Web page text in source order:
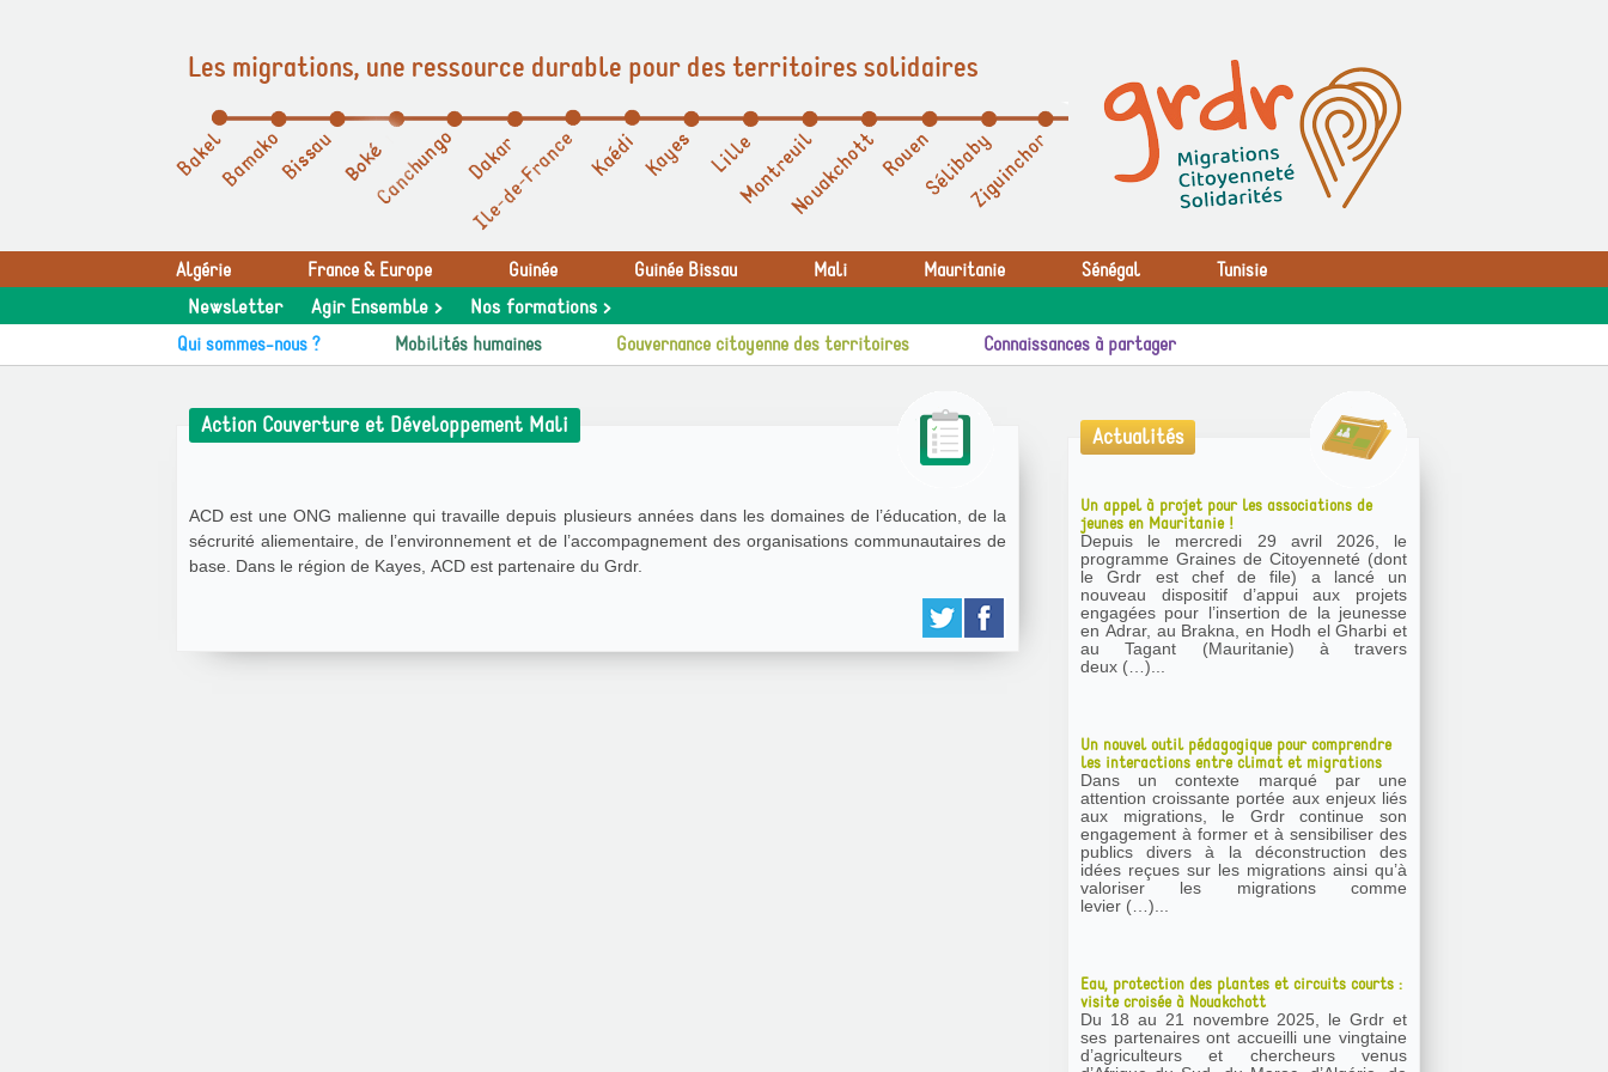
Les migrations, une ressource durable pour des territoires solidaires
Algérie France & Europe Guinée Guinée Bissau Mali Mauritanie Sénégal Tunisie
Newsletter Agir Ensemble > Nos formations >
Qui sommes-nous ? Mobilités humaines Gouvernance citoyenne des territoires Connaissances à partager
Action Couverture et Développement Mali
ACD est une ONG malienne qui travaille depuis plusieurs années dans les domaines de l’éducation, de la
sécrurité aliementaire, de l’environnement et de l’accompagnement des organisations communautaires de
base. Dans le région de Kayes, ACD est partenaire du Grdr.
Actualités
Un appel à projet pour les associations de
jeunes en Mauritanie !
Depuis le mercredi 29 avril 2026, le
programme Graines de Citoyenneté (dont
le Grdr est chef de file) a lancé un
nouveau dispositif d’appui aux projets
engagées pour l’insertion de la jeunesse
en Adrar, au Brakna, en Hodh el Gharbi et
au Tagant (Mauritanie) à travers
deux (…)...
Un nouvel outil pédagogique pour comprendre
les interactions entre climat et migrations
Dans un contexte marqué par une
attention croissante portée aux enjeux liés
aux migrations, le Grdr continue son
engagement à former et à sensibiliser des
publics divers à la déconstruction des
idées reçues sur les migrations ainsi qu’à
valoriser les migrations comme
levier (…)...
Eau, protection des plantes et circuits courts :
visite croisée à Nouakchott
Du 18 au 21 novembre 2025, le Grdr et
ses partenaires ont accueilli une vingtaine
d’agriculteurs et chercheurs venus